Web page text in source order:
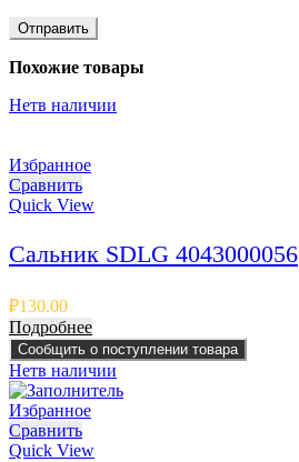
Похожие товары
Нетв наличии
Избранное
Сравнить
Quick View
Сальник SDLG 4043000056
₽130.00
Подробнее
Сообщить о поступлении товара
Нетв наличии
Избранное
Сравнить
Quick View